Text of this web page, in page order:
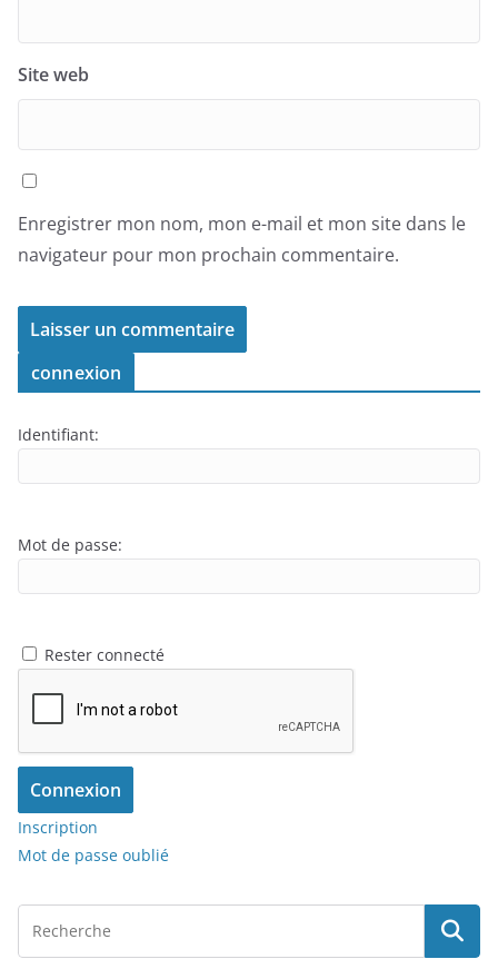
Site web
Enregistrer mon nom, mon e-mail et mon site dans le
navigateur pour mon prochain commentaire.
connexion
Identifiant:
Mot de passe:
Rester connecté
Connexion
Inscription
Mot de passe oublié